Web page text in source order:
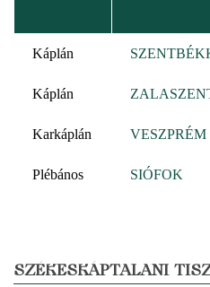
Káplán
Káplán
Karkáplán VESZPRÉM
Plébános SIÓFOK
SZÉKESKÁPTALANI